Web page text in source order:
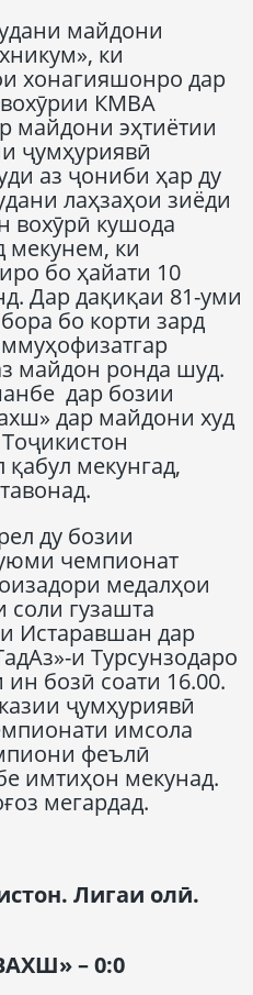
майдони
ки
хонагияшонро дар
КМВА
майдони эҳтиётии
ҷумҳуриявӣ
аз ҷониби ҳар ду
лаҳзаҳои зиёди
вохӯрӣ кушода
мекунем, ки
бо ҳайати 10
Дар дақиқаи 81-уми
бо корти зард
майдон ронда шуд.
дар бозии
дар майдони худ
мекунгад,
ду бозии
чемпионат
медалҳои
гузашта
Истаравшан дар
и Турсунзодаро
бозӣ соати 16.00.
ҷумҳуриявӣ
имсола
феълӣ
имтиҳон мекунад.
мегардад.
Лигаи олӣ.
–0:0